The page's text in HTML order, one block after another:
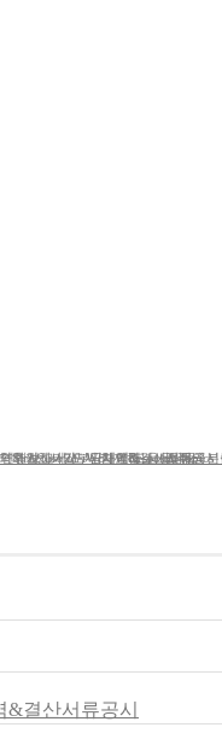
인사말 함께하는 사람들
하기 기부금내역&결산서류공시
연간보고서/도서/자료집 갤러리
Structure of iWc Research topics
후원하기 단체에 도움을 주신 분
&결산서류공시